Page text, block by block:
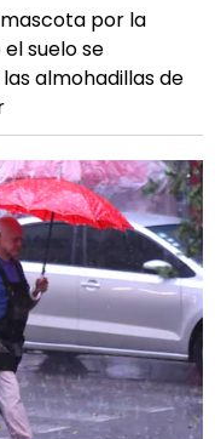
por la
suelo se
almohadillas de